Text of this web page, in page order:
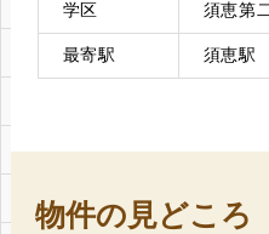
学区 須恵第
最寄駅 須恵駅
物件の見どころ